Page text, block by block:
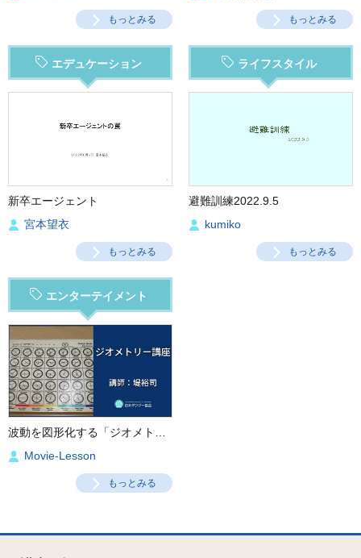
もっとみる もっとみる
エデュケーション
新卒エージェント
宮本望衣
もっとみる
ライフスタイル
避難訓練2022.9.5
kumiko
もっとみる
エンターテイメント
波動を図形化する「ジオメトリー講座」
Movie-Lesson
もっとみる